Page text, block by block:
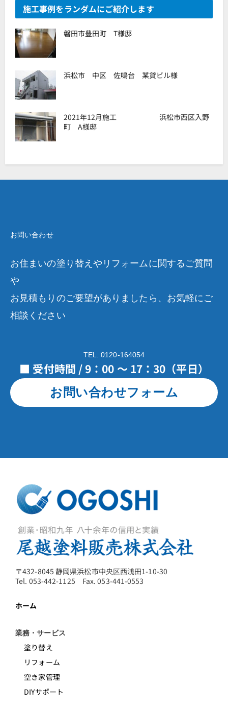
施工事例をランダムにご紹介します
磐田市豊田町 T様邸
浜松市 中区 佐鳴台 某貸ビル様
2021年12月施工 浜松市西区入野
町 A様邸
お問い合わせ
お住まいの塗り替えやリフォームに関するご質問
や
お見積もりのご要望がありましたら、お気軽にご
相談ください
TEL. 0120-164054
■ 受付時間 / 9：00 ～ 17：30（平日）
お問い合わせフォーム
〒432-8045 静岡県浜松市中央区西浅田1-10-30
Tel. 053-442-1125 Fax. 053-441-0553
ホーム
業務・サービス
塗り替え
リフォーム
空き家管理
DIYサポート